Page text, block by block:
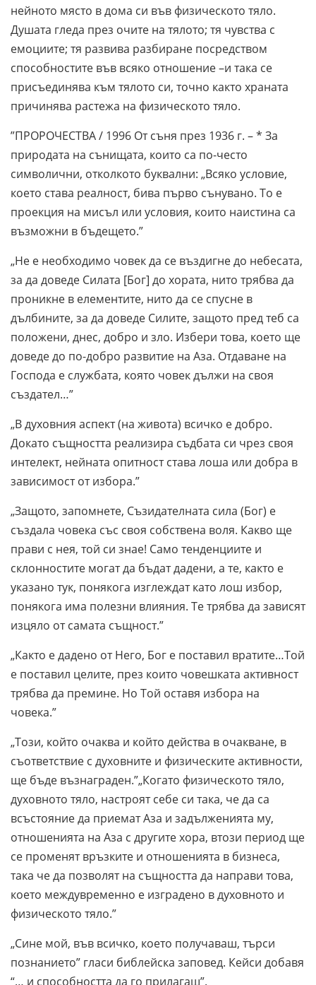
нейното място в дома си във физическото тяло.
Душата гледа през очите на тялото; тя чувства с
емоциите; тя развива разбиране посредством
способностите във всяко отношение –и така се
присъединява към тялото си, точно както храната
причинява растежа на физическото тяло.
”ПРОРОЧЕСТВА / 1996 От съня през 1936 г. – * За
природата на сънищата, които са по-често
символични, отколкото буквални: „Всяко условие,
което става реалност, бива първо сънувано. То е
проекция на мисъл или условия, които наистина са
възможни в бъдещето.”
„Не е необходимо човек да се въздигне до небесата,
за да доведе Силата [Бог] до хората, нито трябва да
проникне в елементите, нито да се спусне в
дълбините, за да доведе Силите, защото пред теб са
положени, днес, добро и зло. Избери това, което ще
доведе до по-добро развитие на Аза. Отдаване на
Господа е службата, която човек дължи на своя
създател…”
„В духовния аспект (на живота) всичко е добро.
Докато същността реализира съдбата си чрез своя
интелект, нейната опитност става лоша или добра в
зависимост от избора.”
„Защото, запомнете, Съзидателната сила (Бог) е
създала човека със своя собствена воля. Какво ще
прави с нея, той си знае! Само тенденциите и
склонностите могат да бъдат дадени, а те, както е
указано тук, понякога изглеждат като лош избор,
понякога има полезни влияния. Те трябва да зависят
изцяло от самата същност.”
„Както е дадено от Него, Бог е поставил вратите…Той
е поставил целите, през които човешката активност
трябва да премине. Но Той оставя избора на
човека.”
„Този, който очаква и който действа в очакване, в
съответствие с духовните и физическите активности,
ще бъде възнаграден.”„Когато физическото тяло,
духовното тяло, настроят себе си така, че да са
всъстояние да приемат Аза и задълженията му,
отношенията на Аза с другите хора, втози период ще
се променят връзките и отношенията в бизнеса,
така че да позволят на същността да направи това,
което междувременно е изградено в духовното и
физическото тяло.”
„Сине мой, във всичко, което получаваш, търси
познанието” гласи библейска заповед. Кейси добавя
“… и способността да го прилагаш”.